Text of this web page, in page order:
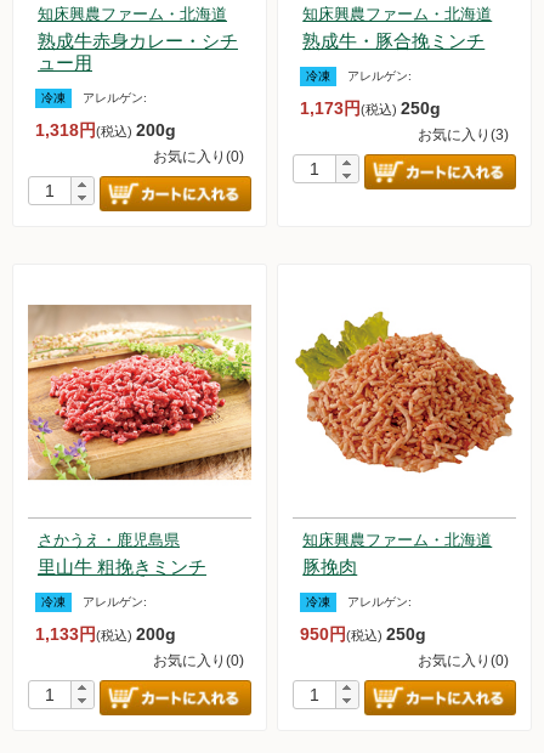
知床興農ファーム・北海道
熟成牛赤身カレー・シチ
ュー用
冷凍 アレルゲン:
1,318円(税込) 200g
お気に入り(0)
知床興農ファーム・北海道
熟成牛・豚合挽ミンチ
冷凍 アレルゲン:
1,173円(税込)250g
お気に入り(3)
さかうえ・鹿児島県
里山牛 粗挽きミンチ
冷凍 アレルゲン:
1,133円(税込) 200g
お気に入り(0)
知床興農ファーム・北海道
豚挽肉
冷凍 アレルゲン:
950円(税込)250g
お気に入り(0)